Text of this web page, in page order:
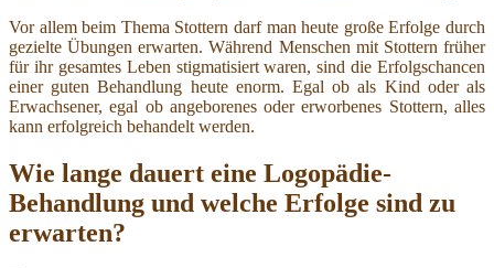
Vor allem beim Thema Stottern darf man heute große Erfolge durch
gezielte Übungen erwarten. Während Menschen mit Stottern früher
für ihr gesamtes Leben stigmatisiert waren, sind die Erfolgschancen
einer guten Behandlung heute enorm. Egal ob als Kind oder als
Erwachsener, egal ob angeborenes oder erworbenes Stottern, alles
kann erfolgreich behandelt werden.
Wie lange dauert eine Logopädie-
Behandlung und welche Erfolge sind zu
erwarten?